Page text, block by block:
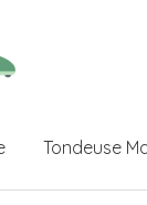
Tondeuse